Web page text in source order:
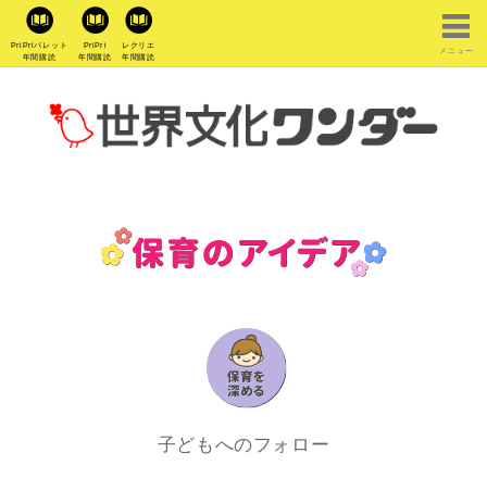
PriPriパレット
年間購読
PriPri
年間購読
レクリエ
年間購読
メニュー
子どもへのフォロー